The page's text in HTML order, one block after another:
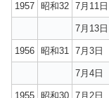
1957 昭和32 7月11日
7月13日
1956 昭和31 7月3日
7月4日
1955 昭和30 7月2日